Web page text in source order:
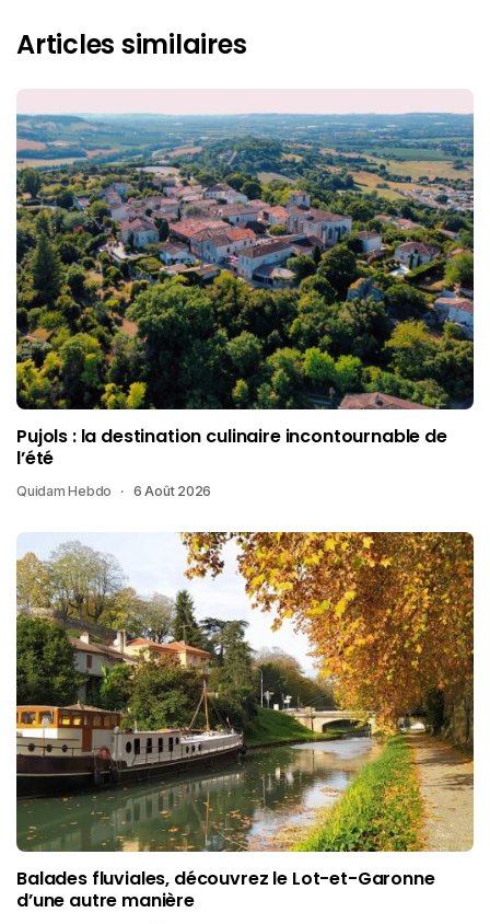
Articles similaires
Pujols : la destination culinaire incontournable de
l’été
Quidam Hebdo 6 Août 2026
Balades fluviales, découvrez le Lot-et-Garonne
d’une autre manière